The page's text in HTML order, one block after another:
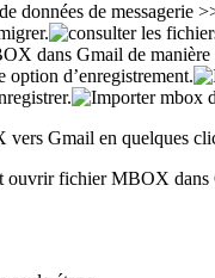
données de messagerie
dans Gmail de manière
d’enregistrement.
Gmail en quelques
ouvrir fichier MBOX dans